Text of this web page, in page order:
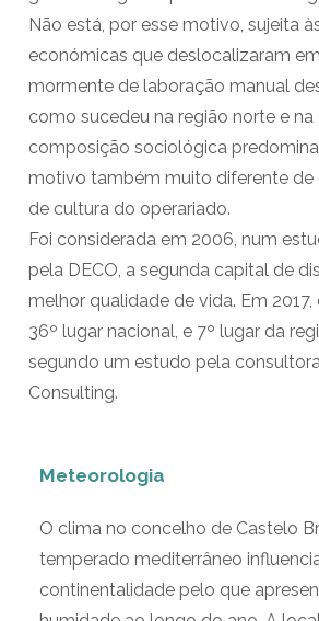
Não está, por esse motivo, sujeita
económicas que deslocalizaram
mormente de laboração manual
como sucedeu na região norte e na
composição sociológica
motivo também muito diferente de
de cultura do operariado.
Foi considerada em 2006, num
pela DECO, a segunda capital de
melhor qualidade de vida. Em
36º lugar nacional, e 7º lugar da
segundo um estudo pela
Consulting.
Meteorologia
O clima no concelho de Castelo
temperado mediterrâneo
continentalidade pelo que